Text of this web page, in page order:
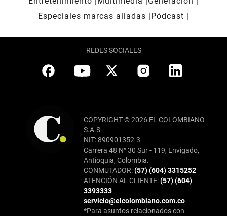
Especiales marcas aliadas
Pódcast
REDES SOCIALES
COPYRIGHT © 2026 EL COLOMBIANO
S.A.S
NIT: 890901352-3
Carrera 48 N° 30 Sur - 119, Envigado,
Antioquia, Colombia.
CONMUTADOR:(57) (604) 3315252
ATENCIÓN AL CLIENTE:(57) (604)
3393333
servicio@elcolombiano.com.co
*Para asuntos relacionados con